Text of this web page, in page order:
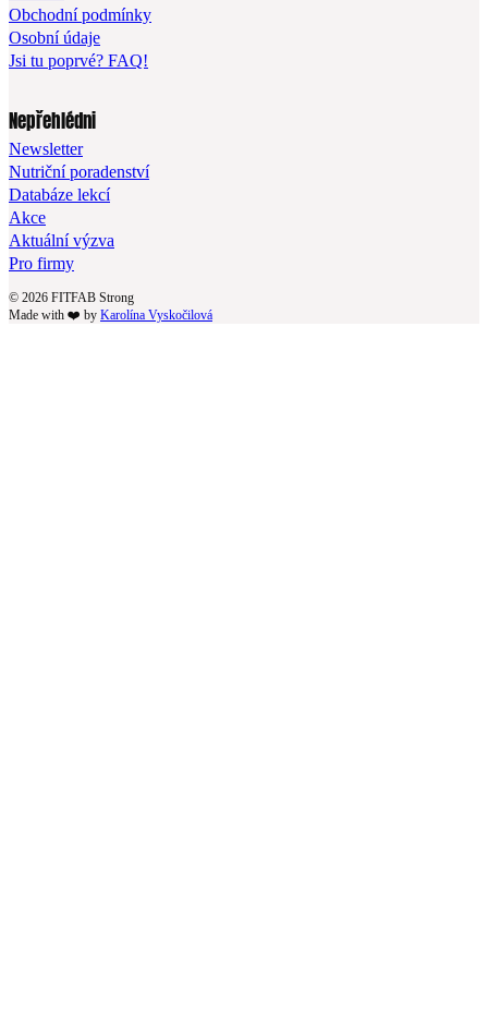
Obchodní podmínky
Osobní údaje
Jsi tu poprvé? FAQ!
Nepřehlédni
Newsletter
Nutriční poradenství
Databáze lekcí
Akce
Aktuální výzva
Pro firmy
© 2026 FITFAB Strong
Made with ❤️ by Karolína Vyskočilová